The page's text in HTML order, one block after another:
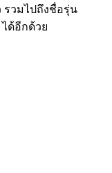
รวมไปถึงชื่อรุ่น
ได้อีกด้วย